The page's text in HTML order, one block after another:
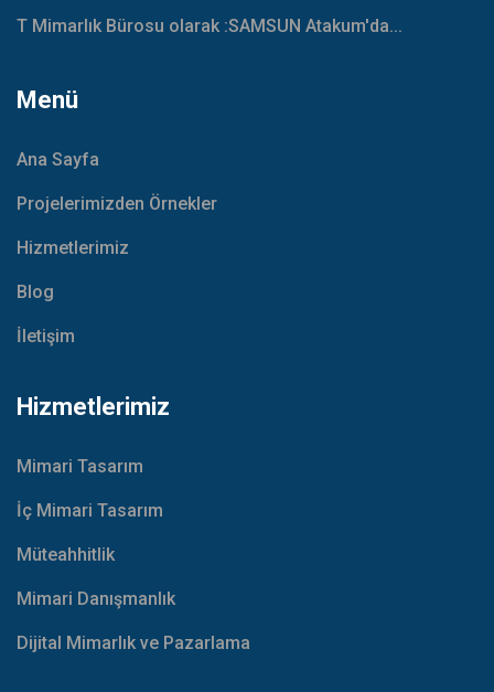
T Mimarlık Bürosu olarak :SAMSUN Atakum'da...
Menü
Ana Sayfa
Projelerimizden Örnekler
Hizmetlerimiz
Blog
İletişim
Hizmetlerimiz
Mimari Tasarım
İç Mimari Tasarım
Müteahhitlik
Mimari Danışmanlık
Dijital Mimarlık ve Pazarlama